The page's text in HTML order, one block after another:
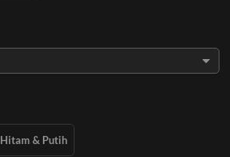
Hitam & Putih